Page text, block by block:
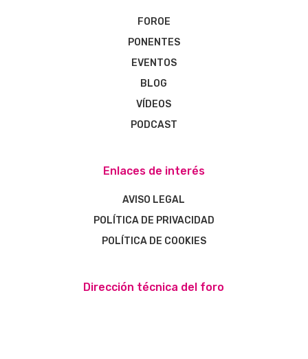
FOROE
PONENTES
EVENTOS
BLOG
VÍDEOS
PODCAST
Enlaces de interés
AVISO LEGAL
POLÍTICA DE PRIVACIDAD
POLÍTICA DE COOKIES
Dirección técnica del foro